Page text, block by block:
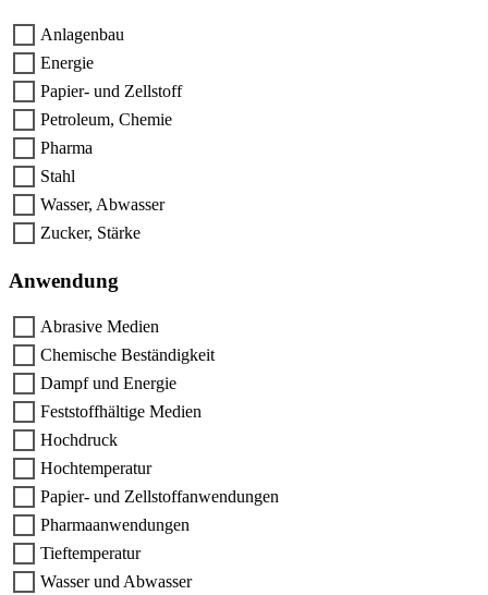
Anlagenbau
Energie
Papier- und Zellstoff
Petroleum, Chemie
Pharma
Stahl
Wasser, Abwasser
Zucker, Stärke
Anwendung
Abrasive Medien
Chemische Beständigkeit
Dampf und Energie
Feststoffhältige Medien
Hochdruck
Hochtemperatur
Papier- und Zellstoffanwendungen
Pharmaanwendungen
Tieftemperatur
Wasser und Abwasser